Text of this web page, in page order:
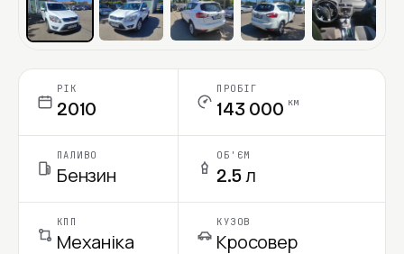
РІК
2010
ПРОБІГ
143 000 км
ПАЛИВО
Бензин
ОБ'ЄМ
2.5 л
КПП
Механіка
КУЗОВ
Кросовер